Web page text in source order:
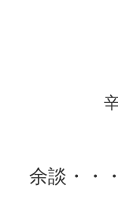
余談・・